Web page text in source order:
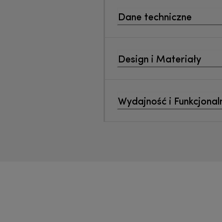
Dane techniczne
Design i Materiały
Wydajność i